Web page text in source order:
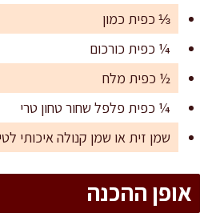
⅓ כפית כמון
¼ כפית כורכום
½ כפית מלח
¼ כפית פלפל שחור טחון טרי
שמן זית או שמן קנולה איכותי
אופן ההכנה